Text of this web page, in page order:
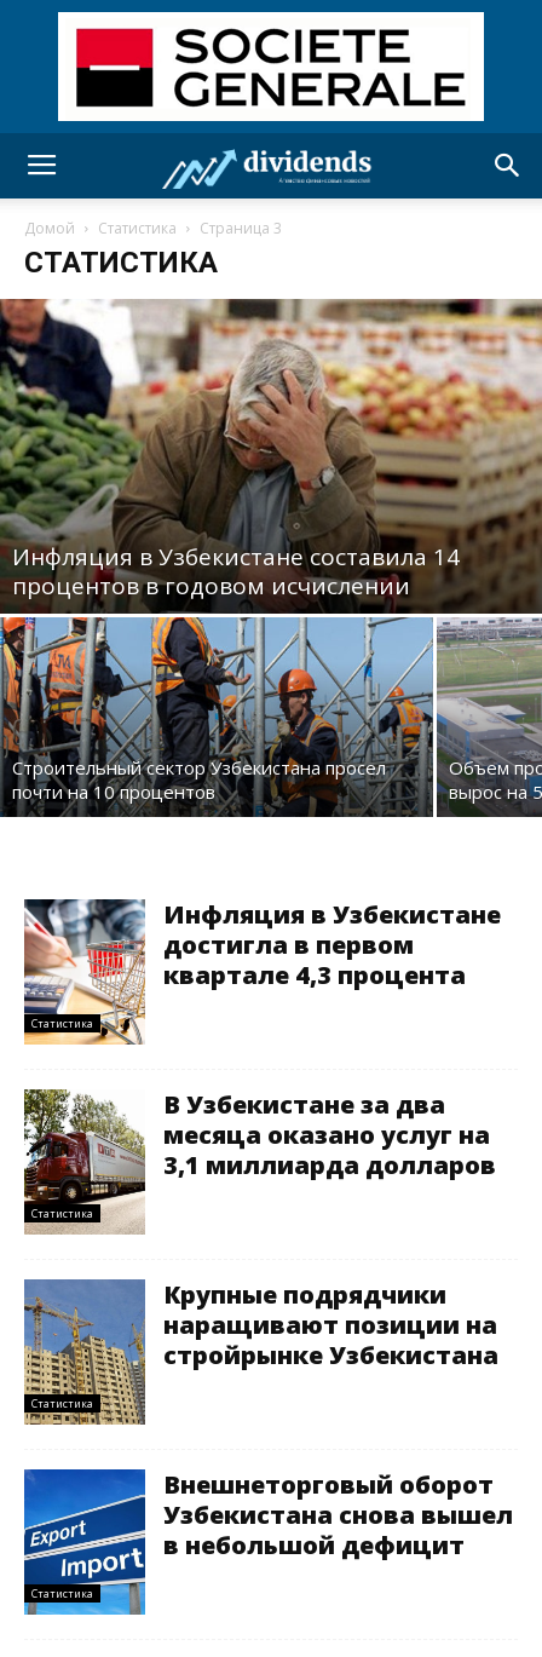
Домой Статистика Страница 3
СТАТИСТИКА
Инфляция в Узбекистане составила 14
процентов в годовом исчислении
Строительный сектор Узбекистана просел
почти на 10 процентов
Объем
вырос на
Статистика
Инфляция в Узбекистане
достигла в первом
квартале 4,3 процента
Статистика
В Узбекистане за два
месяца оказано услуг на
3,1 миллиарда долларов
Статистика
Крупные подрядчики
наращивают позиции на
стройрынке Узбекистана
Статистика
Внешнеторговый оборот
Узбекистана снова вышел
в небольшой дефицит